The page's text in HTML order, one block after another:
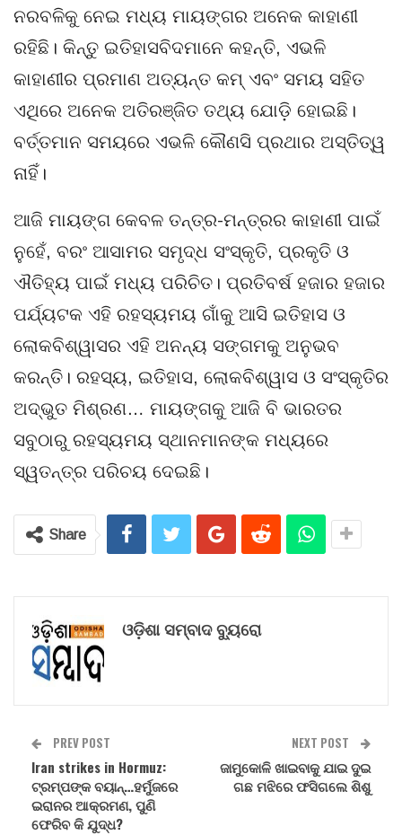
ନରବଳିକୁ ନେଇ ମଧ୍ୟ ମାୟଙ୍ଗର ଅନେକ କାହାଣୀ
ରହିଛି। କିନ୍ତୁ ଇତିହାସବିଦମାନେ କହନ୍ତି, ଏଭଳି
କାହାଣୀର ପ୍ରମାଣ ଅତ୍ୟନ୍ତ କମ୍ ଏବଂ ସମୟ ସହିତ
ଏଥିରେ ଅନେକ ଅତିରଞ୍ଜିତ ତଥ୍ୟ ଯୋଡ଼ି ହୋଇଛି।
ବର୍ତ୍ତମାନ ସମୟରେ ଏଭଳି କୌଣସି ପ୍ରଥାର ଅସ୍ତିତ୍ୱ
ନାହିଁ।
ଆଜି ମାୟଙ୍ଗ କେବଳ ତନ୍ତ୍ର-ମନ୍ତ୍ରର କାହାଣୀ ପାଇଁ
ନୁହେଁ, ବରଂ ଆସାମର ସମୃଦ୍ଧ ସଂସ୍କୃତି, ପ୍ରକୃତି ଓ
ଐତିହ୍ୟ ପାଇଁ ମଧ୍ୟ ପରିଚିତ। ପ୍ରତିବର୍ଷ ହଜାର ହଜାର
ପର୍ଯ୍ୟଟକ ଏହି ରହସ୍ୟମୟ ଗାଁକୁ ଆସି ଇତିହାସ ଓ
ଲୋକବିଶ୍ୱାସର ଏହି ଅନନ୍ୟ ସଙ୍ଗମକୁ ଅନୁଭବ
କରନ୍ତି। ରହସ୍ୟ, ଇତିହାସ, ଲୋକବିଶ୍ୱାସ ଓ ସଂସ୍କୃତିର
ଅଦ୍ଭୁତ ମିଶ୍ରଣ… ମାୟଙ୍ଗକୁ ଆଜି ବି ଭାରତର
ସବୁଠାରୁ ରହସ୍ୟମୟ ସ୍ଥାନମାନଙ୍କ ମଧ୍ୟରେ
ସ୍ୱତନ୍ତ୍ର ପରିଚୟ ଦେଇଛି।
Share
ଓଡ଼ିଶା ସମ୍ବାଦ ବ୍ୟୁରୋ
PREV POST
Iran strikes in Hormuz:
ଟ୍ରମ୍ପଙ୍କ ବୟାନ୍…ହର୍ମୁଜରେ
ଇରାନର ଆକ୍ରମଣ, ପୁଣି
ଫେରିବ କି ଯୁଦ୍ଧ?
NEXT POST
ଜାମୁକୋଳି ଖାଇବାକୁ ଯାଇ ଦୁଇ
ଗଛ ମଝିରେ ଫସିଗଲେ ଶିଶୁ